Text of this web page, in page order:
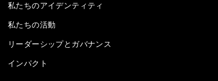
私たちのアイデンティティ
私たちの活動
リーダーシップとガバナンス
インパクト